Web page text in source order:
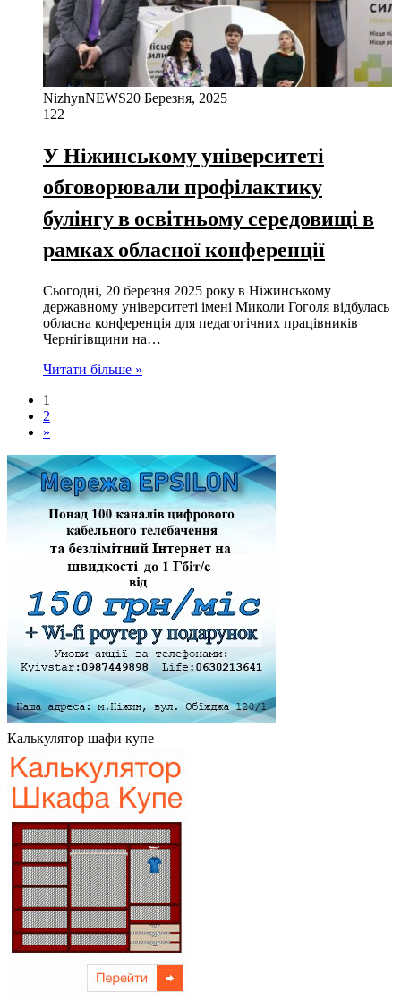
NizhynNEWS20 Березня, 2025
122
У Ніжинському університеті
обговорювали профілактику
булінгу в освітньому середовищі в
рамках обласної конференції
Сьогодні, 20 березня 2025 року в Ніжинському
державному університеті імені Миколи Гоголя відбулась
обласна конференція для педагогічних працівників
Чернігівщини на…
Читати більше »
1
2
»
Калькулятор шафи купе